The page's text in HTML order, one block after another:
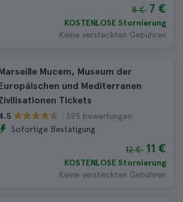
8 € 7 €
KOSTENLOSE Stornierung
Keine versteckten Gebühren
Mucem, Museum der
und Mediterranen
Tickets
395 bewertungen
Sofortige Bestätigung
12 € 11 €
KOSTENLOSE Stornierung
Keine versteckten Gebühren